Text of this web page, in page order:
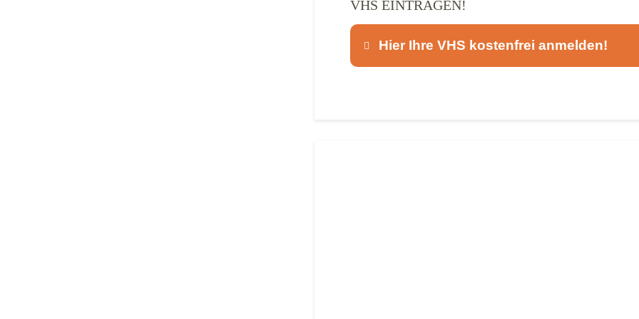
VHS EINTRAGEN!
Hier Ihre VHS kostenfrei anmelden!